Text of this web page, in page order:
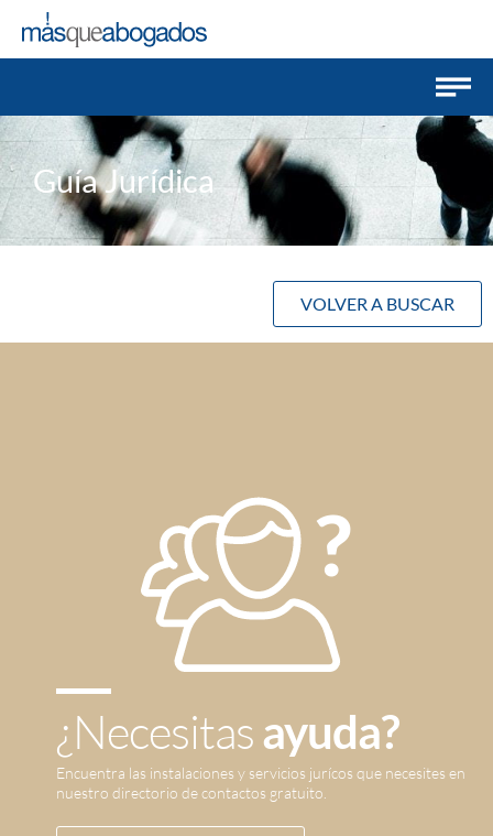
Guía Jurídica
VOLVER A BUSCAR
¿Necesitasayuda?
Encuentra las instalaciones y servicios jurícos que necesites en
nuestro directorio de contactos gratuito.